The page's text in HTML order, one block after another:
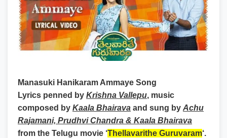
Manasuki Hanikaram Ammaye Song
Lyrics penned by Krishna Vallepu, music
composed by Kaala Bhairava and sung by Achu
Rajamani, Prudhvi Chandra & Kaala Bhairava
from the Telugu movie ‘Thellavarithe Guruvaram‘.